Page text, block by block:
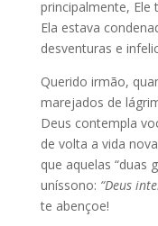
principalmente, Ele
Ela estava
desventuras e
Querido irmão,
marejados de
Deus contempla
de volta a vida
que aquelas “duas
uníssono: “Deus
te abençoe!